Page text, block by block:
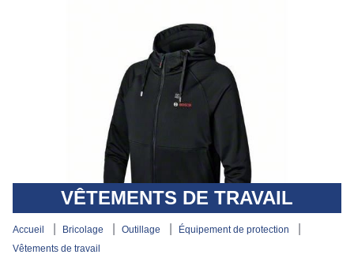
VÊTEMENTS DE TRAVAIL
accueil bricolage outillage
équipement de protection
vêtements de travail